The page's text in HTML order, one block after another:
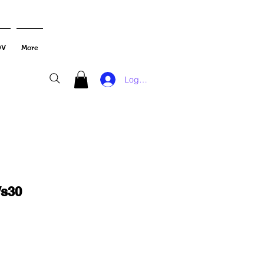
More
Log In